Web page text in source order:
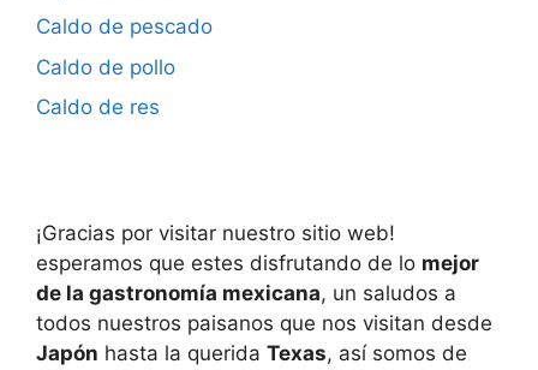
Caldo de pescado
Caldo de pollo
Caldo de res
¡Gracias por visitar nuestro sitio web!
esperamos que estes disfrutando de lo mejor
de la gastronomía mexicana, un saludos a
todos nuestros paisanos que nos visitan desde
Japón hasta la querida Texas, así somos de